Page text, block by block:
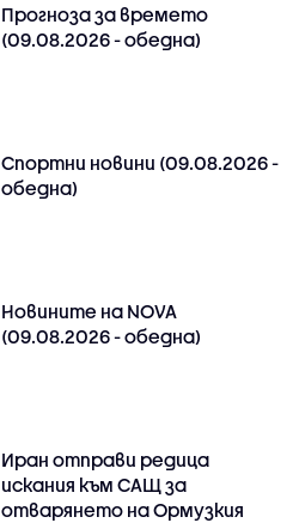
Прогноза за времето
(09.08.2026 - обедна)
Спортни новини (09.08.2026 -
обедна)
Новините на NOVA
(09.08.2026 - обедна)
Иран отправи редица
искания към САЩ за
отварянето на Ормузкия